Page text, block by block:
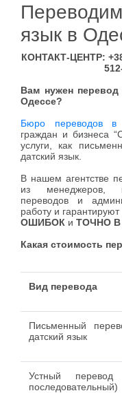
язык в
КОНТАКТ-ЦЕНТР:
Вам нужен перевод
Одессе?
Бюро переводов в
граждан и бизнеса
услуги, как
датский язык.
В нашем агентстве
из менеджеров,
переводов и
работу и
ОШИБОК и ТОЧНО
Какая стоимость
Вид перевода
Письменный
датский язык
Устный
последовательный)